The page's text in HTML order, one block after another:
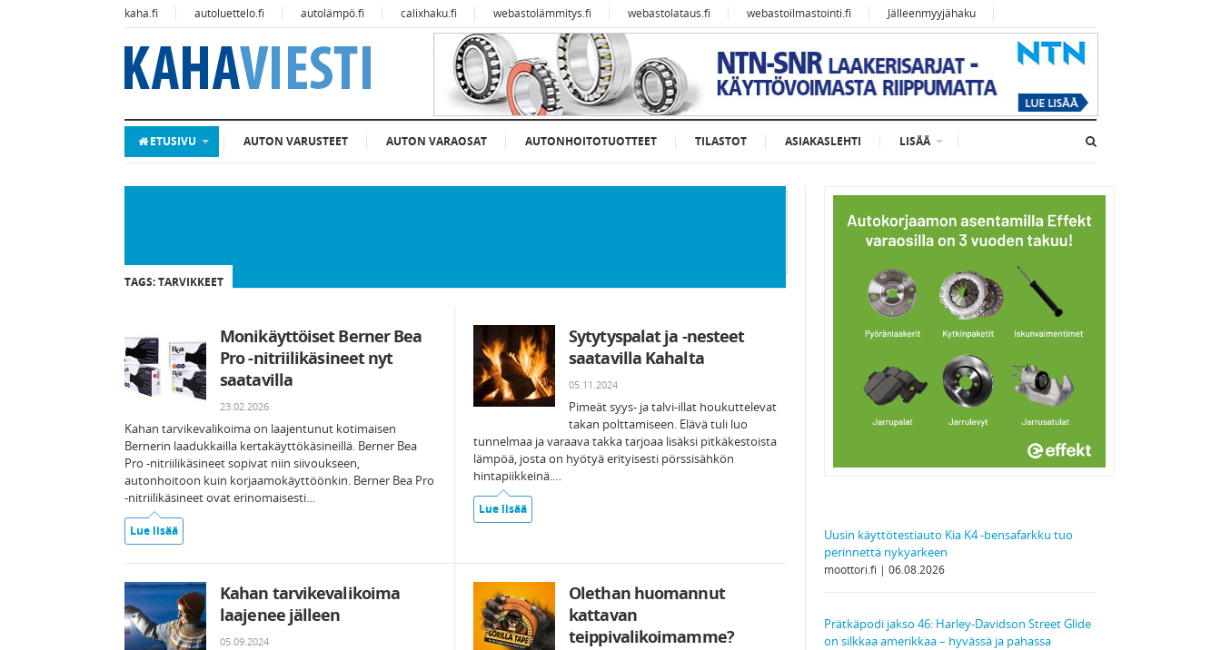
kaha.fi autoluettelo.fi autolämpö.fi calixhaku.fi webastolämmitys.fi webastolataus.fi webastoilmastointi.fi Jälleenmyyjähaku
ETUSIVU AUTON VARUSTEET AUTON VARAOSAT AUTONHOITOTUOTTEET TILASTOT ASIAKASLEHTI LISÄÄ
TAGS: TARVIKKEET
Monikäyttöiset Berner Bea
Pro -nitriilikäsineet nyt
saatavilla
23.02.2026
Kahan tarvikevalikoima on laajentunut kotimaisen
Bernerin laadukkailla kertakäyttökäsineillä. Berner Bea
Pro -nitriilikäsineet sopivat niin siivoukseen,
autonhoitoon kuin korjaamokäyttöönkin. Berner Bea Pro
-nitriilikäsineet ovat erinomaisesti…
Lue lisää
Sytytyspalat ja -nesteet
saatavilla Kahalta
05.11.2024
Pimeät syys- ja talvi-illat houkuttelevat
takan polttamiseen. Elävä tuli luo
tunnelmaa ja varaava takka tarjoaa lisäksi pitkäkestoista
lämpöä, josta on hyötyä erityisesti pörssisähkön
hintapiikkeinä.…
Lue lisää
Kahan tarvikevalikoima
laajenee jälleen
05.09.2024
Olethan huomannut
kattavan
teippivalikoimamme?
Uusin käyttötestiauto Kia K4 -bensafarkku tuo
perinnettä nykyarkeen
moottori.fi 06.08.2026
Prätkäpodi jakso 46: Harley-Davidson Street Glide
on silkkaa amerikkaa – hyvässä ja pahassa